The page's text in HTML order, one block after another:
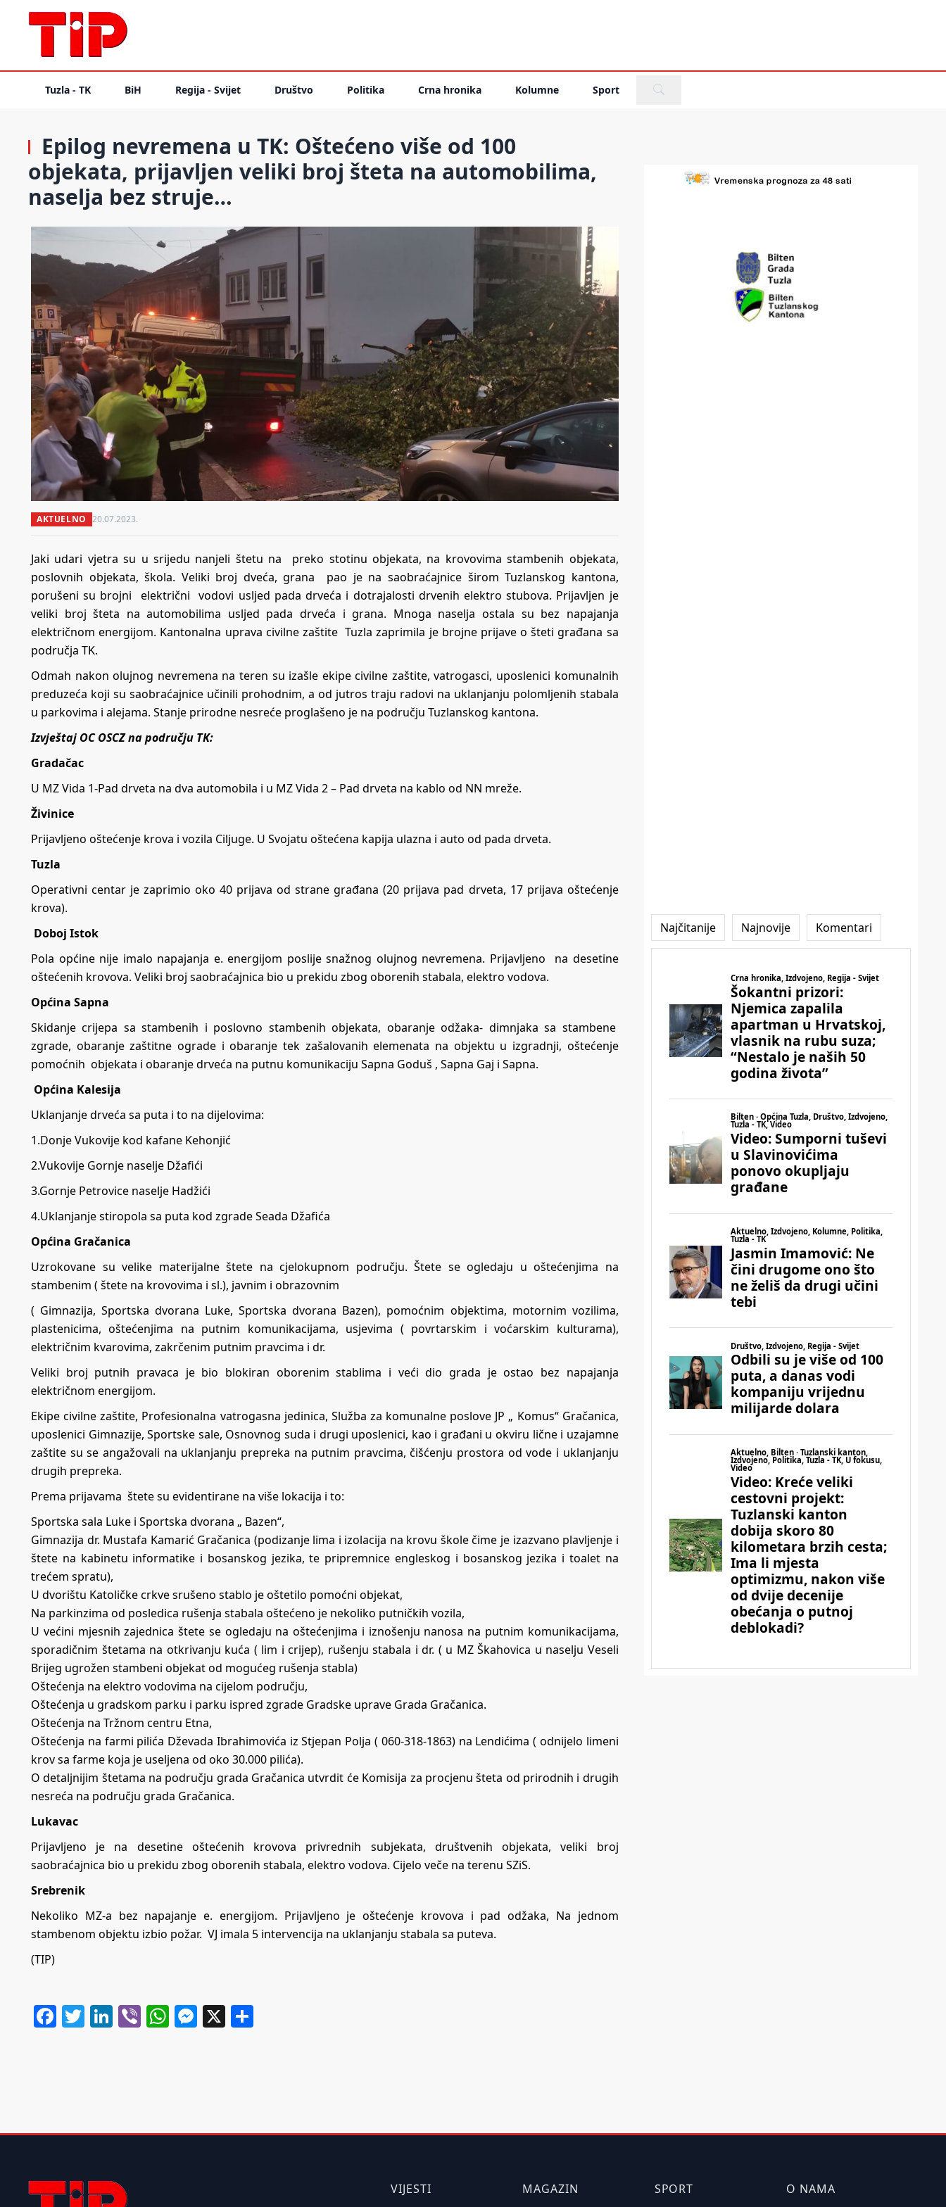
Tuzla - TK BiH Regija - Svijet Društvo Politika Crna hronika Kolumne Sport
Epilog nevremena u TK: Oštećeno više od 100
objekata, prijavljen veliki broj šteta na automobilima,
naselja bez struje…
AKTUELNO 20.07.2023.
Jaki udari vjetra su u srijedu nanjeli štetu na preko stotinu objekata, na krovovima stambenih objekata,
poslovnih objekata, škola. Veliki broj dveća, grana pao je na saobraćajnice širom Tuzlanskog kantona,
porušeni su brojni električni vodovi usljed pada drveća i dotrajalosti drvenih elektro stubova. Prijavljen je
veliki broj šteta na automobilima usljed pada drveća i grana. Mnoga naselja ostala su bez napajanja
električnom energijom. Kantonalna uprava civilne zaštite Tuzla zaprimila je brojne prijave o šteti građana sa
područja TK.
Odmah nakon olujnog nevremena na teren su izašle ekipe civilne zaštite, vatrogasci, uposlenici komunalnih
preduzeća koji su saobraćajnice učinili prohodnim, a od jutros traju radovi na uklanjanju polomljenih stabala
u parkovima i alejama. Stanje prirodne nesreće proglašeno je na području Tuzlanskog kantona.
Izvještaj OC OSCZ na području TK:
Gradačac
U MZ Vida 1-Pad drveta na dva automobila i u MZ Vida 2 – Pad drveta na kablo od NN mreže.
Živinice
Prijavljeno oštećenje krova i vozila Ciljuge. U Svojatu oštećena kapija ulazna i auto od pada drveta.
Tuzla
Operativni centar je zaprimio oko 40 prijava od strane građana (20 prijava pad drveta, 17 prijava oštećenje
krova).
Doboj Istok
Pola općine nije imalo napajanja e. energijom poslije snažnog olujnog nevremena. Prijavljeno na desetine
oštećenih krovova. Veliki broj saobraćajnica bio u prekidu zbog oborenih stabala, elektro vodova.
Općina Sapna
Skidanje crijepa sa stambenih i poslovno stambenih objekata, obaranje odžaka- dimnjaka sa stambene
zgrade, obaranje zaštitne ograde i obaranje tek zašalovanih elemenata na objektu u izgradnji, oštećenje
pomoćnih objekata i obaranje drveća na putnu komunikaciju Sapna Goduš , Sapna Gaj i Sapna.
Općina Kalesija
Uklanjanje drveća sa puta i to na dijelovima:
1.Donje Vukovije kod kafane Kehonjić
2.Vukovije Gornje naselje Džafići
3.Gornje Petrovice naselje Hadžići
4.Uklanjanje stiropola sa puta kod zgrade Seada Džafića
Općina Gračanica
Uzrokovane su velike materijalne štete na cjelokupnom području. Štete se ogledaju u oštećenjima na
stambenim ( štete na krovovima i sl.), javnim i obrazovnim
( Gimnazija, Sportska dvorana Luke, Sportska dvorana Bazen), pomoćnim objektima, motornim vozilima,
plastenicima, oštećenjima na putnim komunikacijama, usjevima ( povrtarskim i voćarskim kulturama),
električnim kvarovima, zakrčenim putnim pravcima i dr.
Veliki broj putnih pravaca je bio blokiran oborenim stablima i veći dio grada je ostao bez napajanja
električnom energijom.
Ekipe civilne zaštite, Profesionalna vatrogasna jedinica, Služba za komunalne poslove JP „ Komus“ Gračanica,
uposlenici Gimnazije, Sportske sale, Osnovnog suda i drugi uposlenici, kao i građani u okviru lične i uzajamne
zaštite su se angažovali na uklanjanju prepreka na putnim pravcima, čišćenju prostora od vode i uklanjanju
drugih prepreka.
Prema prijavama štete su evidentirane na više lokacija i to:
Sportska sala Luke i Sportska dvorana „ Bazen“,
Gimnazija dr. Mustafa Kamarić Gračanica (podizanje lima i izolacija na krovu škole čime je izazvano plavljenje i
štete na kabinetu informatike i bosanskog jezika, te pripremnice engleskog i bosanskog jezika i toalet na
trećem spratu),
U dvorištu Katoličke crkve srušeno stablo je oštetilo pomoćni objekat,
Na parkinzima od posledica rušenja stabala oštećeno je nekoliko putničkih vozila,
U većini mjesnih zajednica štete se ogledaju na oštećenjima i iznošenju nanosa na putnim komunikacijama,
sporadičnim štetama na otkrivanju kuća ( lim i crijep), rušenju stabala i dr. ( u MZ Škahovica u naselju Veseli
Brijeg ugrožen stambeni objekat od mogućeg rušenja stabla)
Oštećenja na elektro vodovima na cijelom području,
Oštećenja u gradskom parku i parku ispred zgrade Gradske uprave Grada Gračanica.
Oštećenja na Tržnom centru Etna,
Oštećenja na farmi pilića Dževada Ibrahimovića iz Stjepan Polja ( 060-318-1863) na Lendićima ( odnijelo limeni
krov sa farme koja je useljena od oko 30.000 pilića).
O detaljnijim štetama na području grada Gračanica utvrdit će Komisija za procjenu šteta od prirodnih i drugih
nesreća na području grada Gračanica.
Lukavac
Prijavljeno je na desetine oštećenih krovova privrednih subjekata, društvenih objekata, veliki broj
saobraćajnica bio u prekidu zbog oborenih stabala, elektro vodova. Cijelo veče na terenu SZiS.
Srebrenik
Nekoliko MZ-a bez napajanje e. energijom. Prijavljeno je oštećenje krovova i pad odžaka, Na jednom
stambenom objektu izbio požar. VJ imala 5 intervencija na uklanjanju stabala sa puteva.
(TIP)
Facebook
Twitter
LinkedIn
ViberWhatsApp
Messenger
X
Najčitanije Najnovije Komentari
VIJESTI
MAGAZIN
SPORT
O NAMA